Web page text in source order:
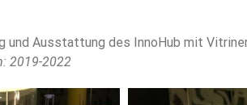
und Ausstattung des InnoHub mit
2019-2022